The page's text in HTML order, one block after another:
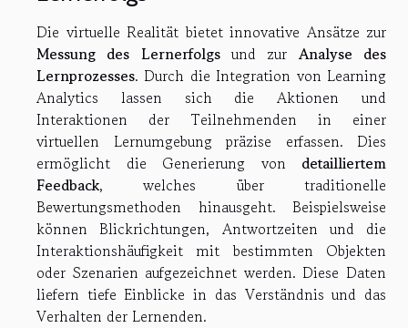
Die virtuelle Realität bietet innovative Ansätze zur
Messung des Lernerfolgsund zur Analyse des
Lernprozesses. Durch die Integration von Learning
Analytics lassen sich die Aktionen und
Interaktionen der Teilnehmenden in einer
virtuellen Lernumgebung präzise erfassen. Dies
ermöglicht die Generierung von detailliertem
Feedback, welches über traditionelle
Bewertungsmethoden hinausgeht. Beispielsweise
können Blickrichtungen, Antwortzeiten und die
Interaktionshäufigkeit mit bestimmten Objekten
oder Szenarien aufgezeichnet werden. Diese Daten
liefern tiefe Einblicke in das Verständnis und das
Verhalten der Lernenden.